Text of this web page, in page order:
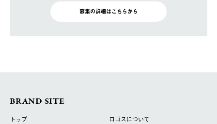
募集の詳細はこちらから
BRAND SITE
トップ
ロゴスについて